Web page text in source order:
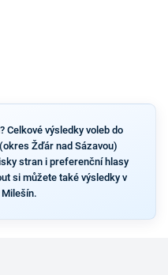
Celkové výsledky voleb do
Žďár nad Sázavou)
stran i preferenční hlasy
si můžete také výsledky v
Milešín.